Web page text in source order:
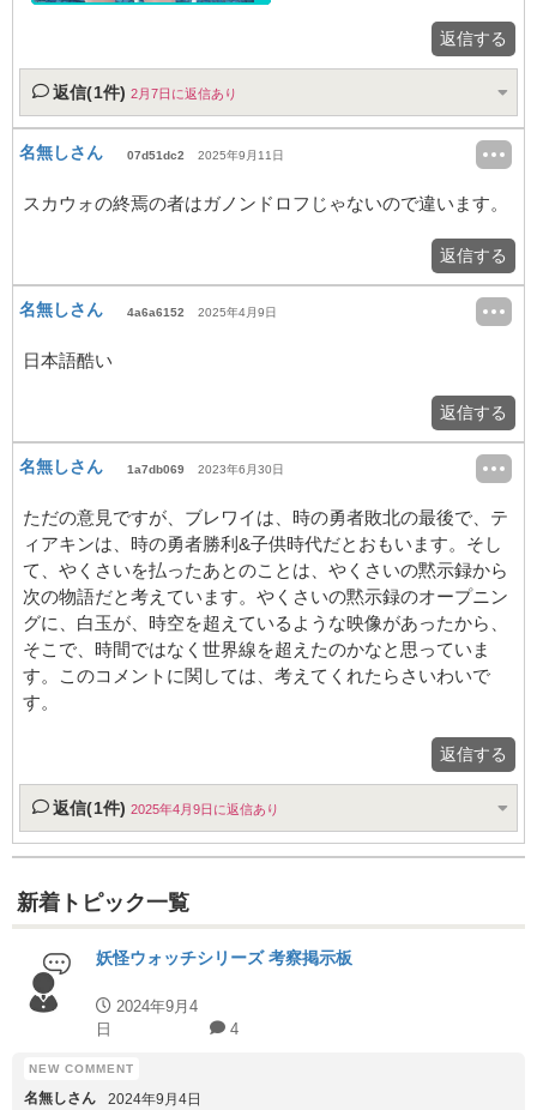
返信する
返信(1件) 2月7日に返信あり
名無しさん 07d51dc2 2025年9月11日
スカウォの終焉の者はガノンドロフじゃないので違います。
返信する
名無しさん 4a6a6152 2025年4月9日
日本語酷い
返信する
名無しさん 1a7db069 2023年6月30日
ただの意見ですが、ブレワイは、時の勇者敗北の最後で、テ
ィアキンは、時の勇者勝利&子供時代だとおもいます。そし
て、やくさいを払ったあとのことは、やくさいの黙示録から
次の物語だと考えています。やくさいの黙示録のオープニン
グに、白玉が、時空を超えているような映像があったから、
そこで、時間ではなく世界線を超えたのかなと思っていま
す。このコメントに関しては、考えてくれたらさいわいで
す。
返信する
返信(1件) 2025年4月9日に返信あり
新着トピック一覧
妖怪ウォッチシリーズ 考察掲示板
2024年9月4
日
4
名無しさん 2024年9月4日